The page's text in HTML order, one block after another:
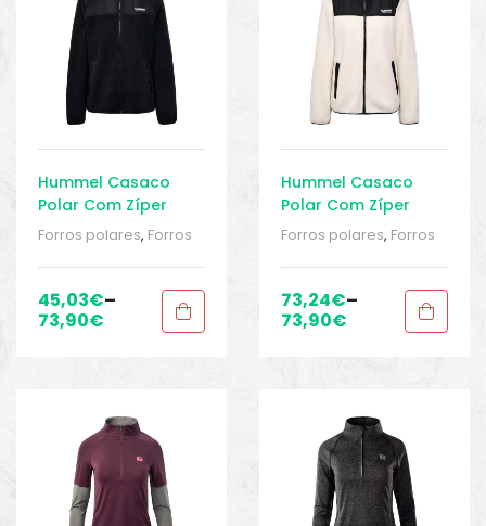
Hummel Casaco
Polar Com Zíper
Legacy Malikat
Forros polares, Forros
RUNNING,running /
Corrida,Sport Gears,
45,03€–
73,90€
Hummel Casaco
Polar Com Zíper
Legacy Malikat
Forros polares, Forros
RUNNING,running /
Corrida,Sport Gears,
73,24€–
73,90€